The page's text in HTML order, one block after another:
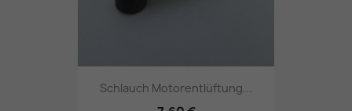
Schlauch Motorentlüftung...